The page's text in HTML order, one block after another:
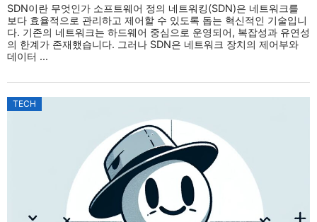
SDN이란 무엇인가 소프트웨어 정의 네트워킹(SDN)은 네트워크를
보다 효율적으로 관리하고 제어할 수 있도록 돕는 혁신적인 기술입니
다. 기존의 네트워크는 하드웨어 중심으로 운영되어, 복잡성과 유연성
의 한계가 존재했습니다. 그러나 SDN은 네트워크 장치의 제어부와
데이터 ...
TECH